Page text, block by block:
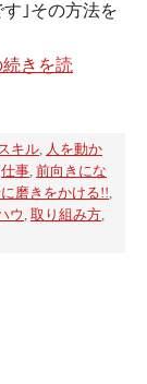
｣その方法を
きを読
キル, 人を動か
仕事, 前向きにな
磨きをかける!!,
ウ , 取り組み方,